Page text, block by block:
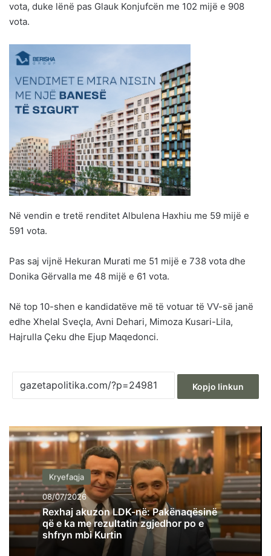
vota, duke lënë pas Glauk Konjufcën me 102 mijë e 908
vota.
Në vendin e tretë renditet Albulena Haxhiu me 59 mijë e
591 vota.
Pas saj vijnë Hekuran Murati me 51 mijë e 738 vota dhe
Donika Gërvalla me 48 mijë e 61 vota.
Në top 10-shen e kandidatëve më të votuar të VV-së janë
edhe Xhelal Sveçla, Avni Dehari, Mimoza Kusari-Lila,
Hajrulla Çeku dhe Ejup Maqedonci.
Kopjo linkun
Kryefaqja
08/07/2026
Rexhaj akuzon LDK-në: Pakënaqësinë
që e ka me rezultatin zgjedhor po e
shfryn mbi Kurtin